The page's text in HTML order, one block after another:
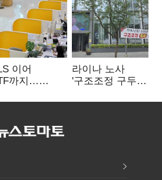
이어
까지…
걸린 은행
라이나 노사
'구조조정 구두